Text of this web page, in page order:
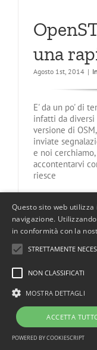
una
Agosto 1st, 2014 |
E' da un po' di
infatti da diversi
versione di
inviate
e noi
accontentarvi
riesce
© 2008 - 2026 DevCode
marchi
Questo sito web
navigazione.
in conformità con la
STRETTAMENTE
NON CLASSIFICATI
MOSTRA DETTAGLI
ACCETTA
POWERED BY COOKIESCRIPT